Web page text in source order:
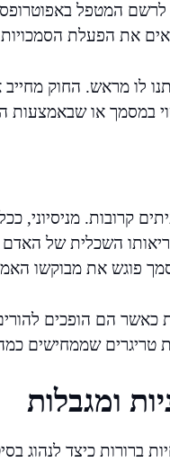
המטפל
את הפעלת הסמכויות
לו מראש. החוק
במסמך או שבאמצעות
קרובות. מניסיוני,
השכלית של האדם
פוגש את מבוקשו
כאשר הם הופכים
טריגרים שממחישים
ומגבלות
כיצד לנהוג